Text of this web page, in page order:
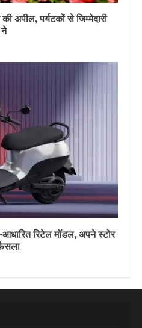
अपील, पर्यटकों से जिम्मेदारी
रिटेल मॉडल, अपने स्टोर